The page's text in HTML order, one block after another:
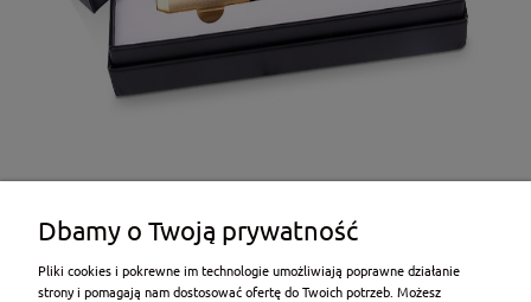
Dbamy o Twoją prywatność
Pliki cookies i pokrewne im technologie umożliwiają poprawne działanie
strony i pomagają nam dostosować ofertę do Twoich potrzeb. Możesz